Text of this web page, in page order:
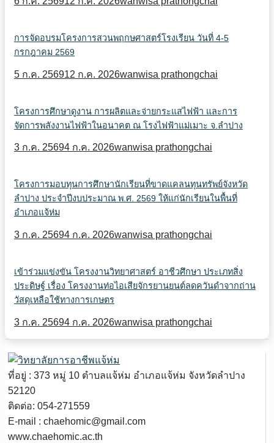
การจัดอบรมโครงการสวนพฤกษศาสตร์โรงเรียน วันที่ 4-5
กรกฎาคม 2569
5 ก.ค. 256912 ก.ค. 2026wanwisa prathongchai
โครงการศึกษาดูงาน การผลิตและจ่ายกระแสไฟฟ้า และการ
จัดการพลังงานไฟฟ้าในอนาคต ณ โรงไฟฟ้าแม่เมาะ จ.ลำปาง
3 ก.ค. 25694 ก.ค. 2026wanwisa prathongchai
โครงการมอบทุนการศึกษานักเรียนที่ขาดแคลนทุนทรัพย์จังหวัด
ลำปาง ประจำปีงบประมาณ พ.ศ. 2569 ให้แก่นักเรียนในพื้นที่
อำเภอแจ้ห่ม
3 ก.ค. 25694 ก.ค. 2026wanwisa prathongchai
เข้าร่วมแข่งขัน โครงงานวิทยาศาสตร์ อาชีวศึกษา ประเภทสิ่ง
ประดิษฐ์ เรื่อง โครงงานท่อไอเสียจักรยานยนต์ลดควันดำจากถ่าน
วัสดุเหลือใช้ทางการเกษตร
3 ก.ค. 25694 ก.ค. 2026wanwisa prathongchai
ที่อยู่ : 373 หมู่ 10 ตำบลแจ้ห่ม อำเภอแจ้ห่ม จังหวัดลำปาง
52120
ติดต่อ: 054-271559
E-mail : chaehomic@gmail.com
www.chaehomic.ac.th